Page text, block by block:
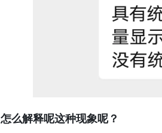
怎么解释呢这种现象呢？